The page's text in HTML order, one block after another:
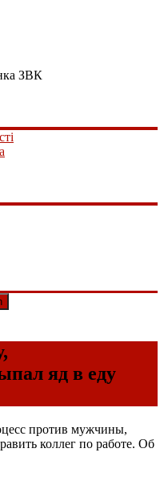
ЗВК
яд в еду
против мужчины,
коллег по работе. Об